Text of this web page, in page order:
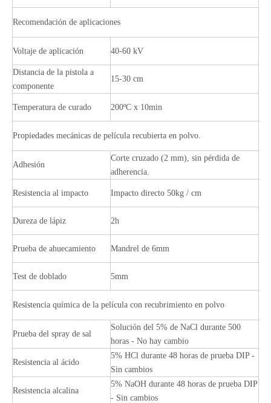
Recomendación de aplicaciones
Voltaje de aplicación 40-60 kV
Distancia de la pistola a
componente
15-30 cm
Temperatura de curado 200ºC x 10min
Propiedades mecánicas de película recubierta en polvo.
Adhesión
Corte cruzado (2 mm), sin pérdida de
adherencia.
Resistencia al impacto Impacto directo 50kg / cm
Dureza de lápiz 2h
Prueba de ahuecamiento Mandrel de 6mm
Test de doblado 5mm
Resistencia química de la película con recubrimiento en polvo
Prueba del spray de sal
Solución del 5% de NaCl durante 500
horas - No hay cambio
Resistencia al ácido
5% HCl durante 48 horas de prueba DIP -
Sin cambios
Resistencia alcalina
5% NaOH durante 48 horas de prueba DIP
- Sin cambios